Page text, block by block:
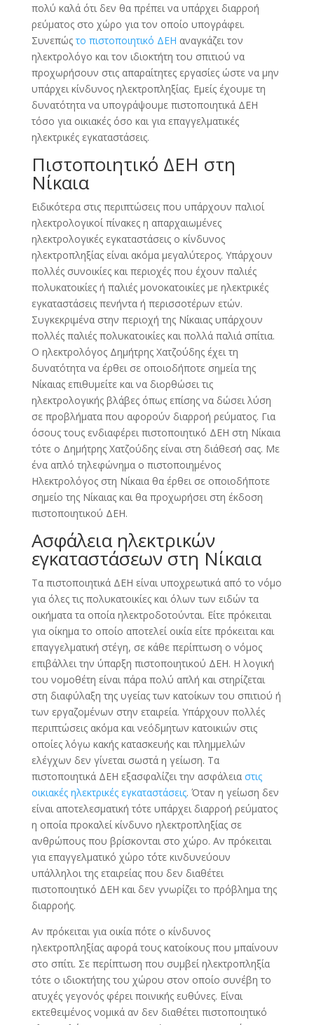
πολύ καλά ότι δεν θα πρέπει να υπάρχει διαρροή
ρεύματος στο χώρο για τον οποίο υπογράφει.
Συνεπώς το πιστοποιητικό ΔΕΗ αναγκάζει τον
ηλεκτρολόγο και τον ιδιοκτήτη του σπιτιού να
προχωρήσουν στις απαραίτητες εργασίες ώστε να μην
υπάρχει κίνδυνος ηλεκτροπληξίας. Εμείς έχουμε τη
δυνατότητα να υπογράψουμε πιστοποιητικά ΔΕΗ
τόσο για οικιακές όσο και για επαγγελματικές
ηλεκτρικές εγκαταστάσεις.
Πιστοποιητικό ΔΕΗ στη
Νίκαια
Ειδικότερα στις περιπτώσεις που υπάρχουν παλιοί
ηλεκτρολογικοί πίνακες η απαρχαιωμένες
ηλεκτρολογικές εγκαταστάσεις ο κίνδυνος
ηλεκτροπληξίας είναι ακόμα μεγαλύτερος. Υπάρχουν
πολλές συνοικίες και περιοχές που έχουν παλιές
πολυκατοικίες ή παλιές μονοκατοικίες με ηλεκτρικές
εγκαταστάσεις πενήντα ή περισσοτέρων ετών.
Συγκεκριμένα στην περιοχή της Νίκαιας υπάρχουν
πολλές παλιές πολυκατοικίες και πολλά παλιά σπίτια.
Ο ηλεκτρολόγος Δημήτρης Χατζούδης έχει τη
δυνατότητα να έρθει σε οποιοδήποτε σημεία της
Νίκαιας επιθυμείτε και να διορθώσει τις
ηλεκτρολογικής βλάβες όπως επίσης να δώσει λύση
σε προβλήματα που αφορούν διαρροή ρεύματος. Για
όσους τους ενδιαφέρει πιστοποιητικό ΔΕΗ στη Νίκαια
τότε ο Δημήτρης Χατζούδης είναι στη διάθεσή σας. Με
ένα απλό τηλεφώνημα ο πιστοποιημένος
Ηλεκτρολόγος στη Νίκαια θα έρθει σε οποιοδήποτε
σημείο της Νίκαιας και θα προχωρήσει στη έκδοση
πιστοποιητικού ΔΕΗ.
Ασφάλεια ηλεκτρικών
εγκαταστάσεων στη Νίκαια
Τα πιστοποιητικά ΔΕΗ είναι υποχρεωτικά από το νόμο
για όλες τις πολυκατοικίες και όλων των ειδών τα
οικήματα τα οποία ηλεκτροδοτούνται. Είτε πρόκειται
για οίκημα το οποίο αποτελεί οικία είτε πρόκειται και
επαγγελματική στέγη, σε κάθε περίπτωση ο νόμος
επιβάλλει την ύπαρξη πιστοποιητικού ΔΕΗ. Η λογική
του νομοθέτη είναι πάρα πολύ απλή και στηρίζεται
στη διαφύλαξη της υγείας των κατοίκων του σπιτιού ή
των εργαζομένων στην εταιρεία. Υπάρχουν πολλές
περιπτώσεις ακόμα και νεόδμητων κατοικιών στις
οποίες λόγω κακής κατασκευής και πλημμελών
ελέγχων δεν γίνεται σωστά η γείωση. Τα
πιστοποιητικά ΔΕΗ εξασφαλίζει την ασφάλεια στις
οικιακές ηλεκτρικές εγκαταστάσεις. Όταν η γείωση δεν
είναι αποτελεσματική τότε υπάρχει διαρροή ρεύματος
η οποία προκαλεί κίνδυνο ηλεκτροπληξίας σε
ανθρώπους που βρίσκονται στο χώρο. Αν πρόκειται
για επαγγελματικό χώρο τότε κινδυνεύουν
υπάλληλοι της εταιρείας που δεν διαθέτει
πιστοποιητικό ΔΕΗ και δεν γνωρίζει το πρόβλημα της
διαρροής.
Αν πρόκειται για οικία πότε ο κίνδυνος
ηλεκτροπληξίας αφορά τους κατοίκους που μπαίνουν
στο σπίτι. Σε περίπτωση που συμβεί ηλεκτροπληξία
τότε ο ιδιοκτήτης του χώρου στον οποίο συνέβη το
ατυχές γεγονός φέρει ποινικής ευθύνες. Είναι
εκτεθειμένος νομικά αν δεν διαθέτει πιστοποιητικό